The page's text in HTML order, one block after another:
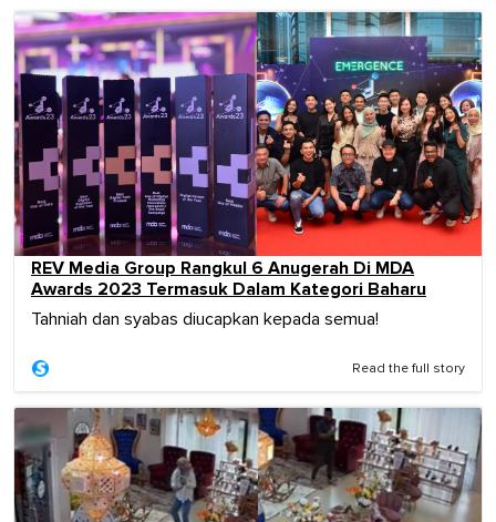
REV Media Group Rangkul 6 Anugerah Di MDA
Awards 2023 Termasuk Dalam Kategori Baharu
Tahniah dan syabas diucapkan kepada semua!
Read the full story